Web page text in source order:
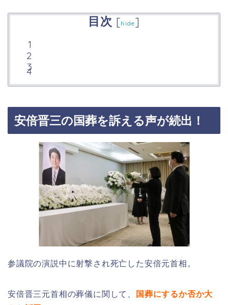
目次 [hide]
安倍晋三の国葬を訴える声が続出！
参議院の演説中に射撃され死亡した安倍元首相。
安倍晋三元首相の葬儀に関して、
国葬にするか否か大